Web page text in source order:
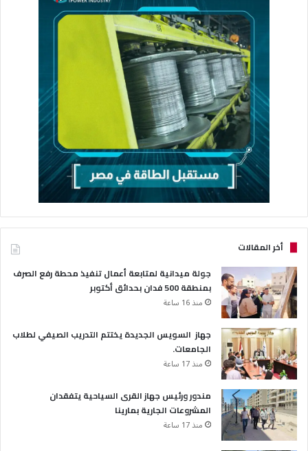
أخر المقالات
جولة ميدانية لمتابعة أعمال تنفيذ محطة رفع الصرف
بمنطقة 500 فدان بحدائق أكتوبر
منذ 16 ساعة
جهاز السويس الجديدة يختتم التدريب الصيفي لطلاب
الجامعات.
منذ 17 ساعة
مندور ورئيس جهاز القرى السياحية يتفقدان
المشروعات الجارية بمارينا
منذ 17 ساعة